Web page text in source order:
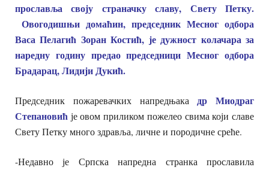
прославља своју страначку славу, Свету Петку.
Овогодишњи домаћин, председник Месног одбора
Васа Пелагић Зоран Костић, је дужност колачара за
наредну годину предао председници Месног одбора
Брадарац, Лидији Дукић.
Председник пожаревачких напредњакадр Миодраг
Степановић је овом приликом пожелео свима који славе
Свету Петку много здравља, личне и породичне среће.
-Недавно је Српска напредна странка прославила